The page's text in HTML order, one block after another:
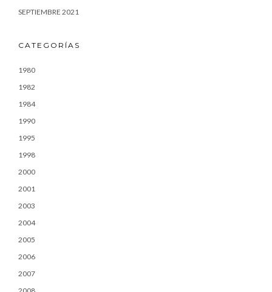
SEPTIEMBRE 2021
CATEGORÍAS
1980
1982
1984
1990
1995
1998
2000
2001
2003
2004
2005
2006
2007